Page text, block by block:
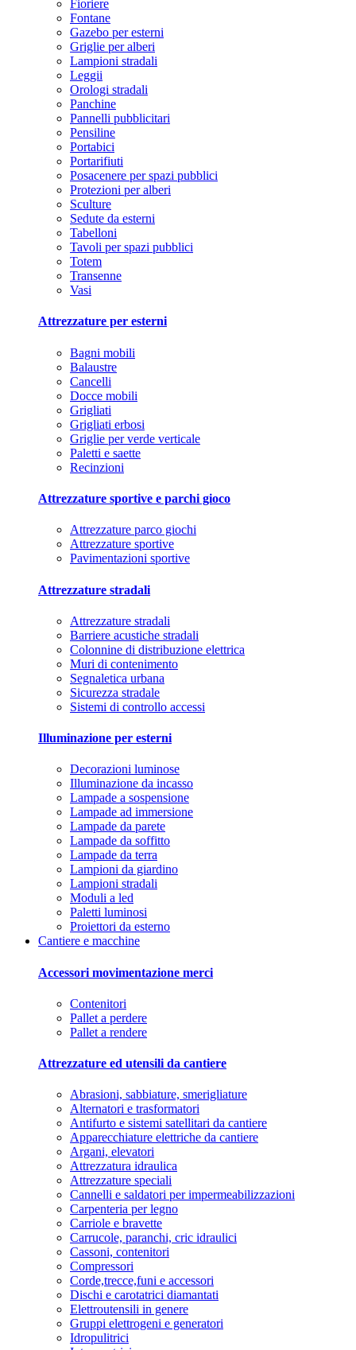
Fioriere
Fontane
Gazebo per esterni
Griglie per alberi
Lampioni stradali
Leggii
Orologi stradali
Panchine
Pannelli pubblicitari
Pensiline
Portabici
Portarifiuti
Posacenere per spazi pubblici
Protezioni per alberi
Sculture
Sedute da esterni
Tabelloni
Tavoli per spazi pubblici
Totem
Transenne
Vasi
Attrezzature per esterni
Bagni mobili
Balaustre
Cancelli
Docce mobili
Grigliati
Grigliati erbosi
Griglie per verde verticale
Paletti e saette
Recinzioni
Attrezzature sportive e parchi gioco
Attrezzature parco giochi
Attrezzature sportive
Pavimentazioni sportive
Attrezzature stradali
Attrezzature stradali
Barriere acustiche stradali
Colonnine di distribuzione elettrica
Muri di contenimento
Segnaletica urbana
Sicurezza stradale
Sistemi di controllo accessi
Illuminazione per esterni
Decorazioni luminose
Illuminazione da incasso
Lampade a sospensione
Lampade ad immersione
Lampade da parete
Lampade da soffitto
Lampade da terra
Lampioni da giardino
Lampioni stradali
Moduli a led
Paletti luminosi
Proiettori da esterno
Cantiere e macchine
Accessori movimentazione merci
Contenitori
Pallet a perdere
Pallet a rendere
Attrezzature ed utensili da cantiere
Abrasioni, sabbiature, smerigliature
Alternatori e trasformatori
Antifurto e sistemi satellitari da cantiere
Apparecchiature elettriche da cantiere
Argani, elevatori
Attrezzatura idraulica
Attrezzature speciali
Cannelli e saldatori per impermeabilizzazioni
Carpenteria per legno
Carriole e bravette
Carrucole, paranchi, cric idraulici
Cassoni, contenitori
Compressori
Corde,trecce,funi e accessori
Dischi e carotatrici diamantati
Elettroutensili in genere
Gruppi elettrogeni e generatori
Idropulitrici